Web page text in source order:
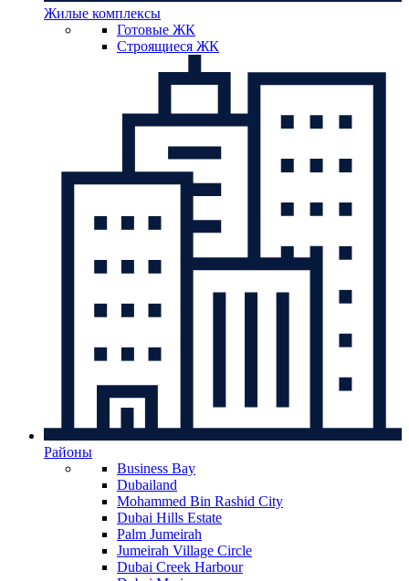
Жилые комплексы
Готовые ЖК
Строящиеся ЖК
Районы
Business Bay
Dubailand
Mohammed Bin Rashid City
Dubai Hills Estate
Palm Jumeirah
Jumeirah Village Circle
Dubai Creek Harbour